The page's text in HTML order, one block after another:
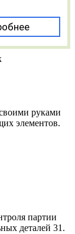
руками
элементов.
партии
деталей 31.